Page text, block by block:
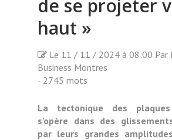
de se projeter
haut »
Le 11 / 11 / 2024 à 08:00 Par
Business Montres
- 2745 mots
La tectonique des plaques
s’opère dans des
par leurs grandes